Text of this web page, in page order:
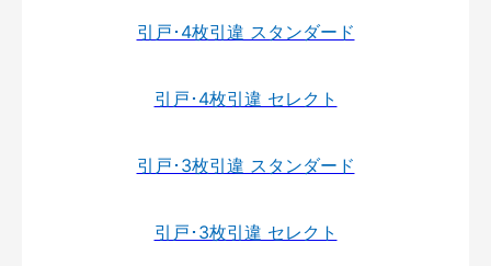
引戸･4枚引違 スタンダード
引戸･4枚引違 セレクト
引戸･3枚引違 スタンダード
引戸･3枚引違 セレクト